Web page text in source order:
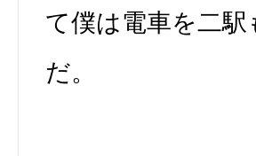
て僕は電車を二
だ。